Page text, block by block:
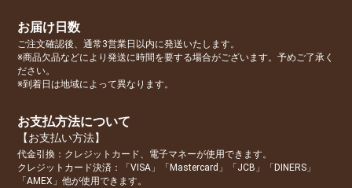
お届け日数
ご注文確認後、通常3営業日以内に発送いたします。
※商品欠品などにより発送に時間を要する場合がございます。予めご了承く
ださい。
※到着日は地域によって異なります。
お支払方法について
【お支払い方法】
代金引換：クレジットカード、電子マネーが使用できます。
クレジットカード決済：「VISA」「Mastercard」「JCB」「DINERS」
「AMEX」他が使用できます。